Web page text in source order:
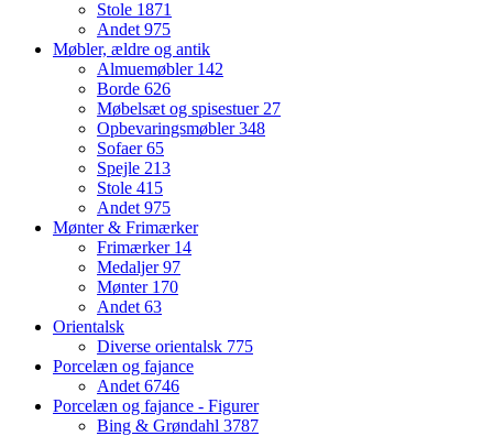
Stole 1871
Andet 975
Møbler, ældre og antik
Almuemøbler 142
Borde 626
Møbelsæt og spisestuer 27
Opbevaringsmøbler348
Sofaer65
Spejle 213
Stole 415
Andet 975
Mønter & Frimærker
Frimærker 14
Medaljer97
Mønter 170
Andet 63
Orientalsk
Diverse orientalsk 775
Porcelæn og fajance
Andet 6746
Porcelæn og fajance - Figurer
Bing & Grøndahl 3787